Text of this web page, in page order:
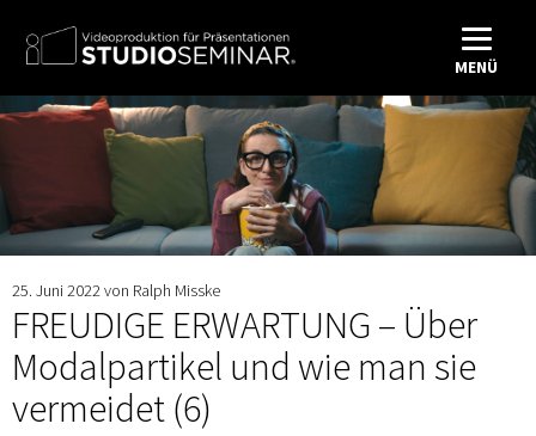
MENÜ
25. Juni 2022von Ralph Misske
FREUDIGE ERWARTUNG – Über
Modalpartikel und wie man sie
vermeidet (6)